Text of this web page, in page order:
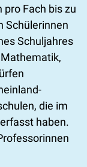
Fach bis zu
Schülerinnen
Schuljahres
die im
haben.